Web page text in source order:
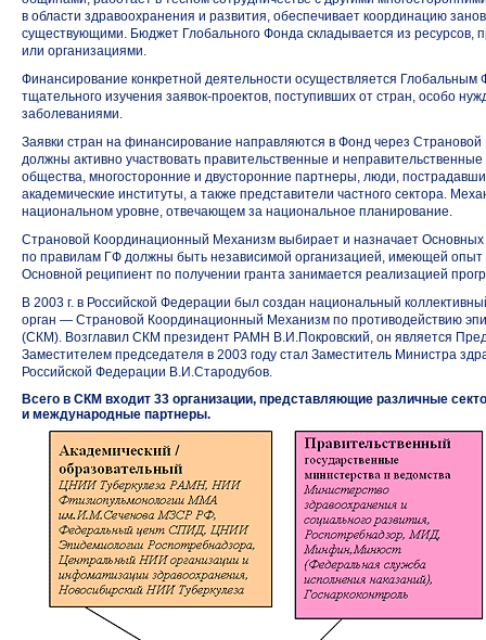
в области здравоохранения и развития, обеспечивает координацию
существующими. Бюджет Глобального Фонда складывается из ресурсов,
или организациями.
Финансирование конкретной деятельности осуществляется Глобальным
тщательного изучения заявок-проектов, поступивших от стран, особо
заболеваниями.
Заявки стран на финансирование направляются в Фонд через
должны активно участвовать правительственные и
общества, многосторонние и двусторонние партнеры, люди,
академические институты, а также представители частного сектора.
национальном уровне, отвечающем за национальное планирование.
Страновой Координационный Механизм выбирает и назначает Основных
по правилам ГФ должны быть независимой организацией, имеющей опыт
Основной реципиент по получении гранта занимается реализацией
В 2003 г. в Российской Федерации был создан национальный
орган — Страновой Координационный Механизм по противодействию
(СКМ). Возглавил СКМ президент РАМН В.И.Покровский, он является
Заместителем председателя в 2003 году стал Заместитель Министра
Российской Федерации В.И.Стародубов.
Всего в СКМ входит 33 организации, представляющие различные
и международные партнеры.